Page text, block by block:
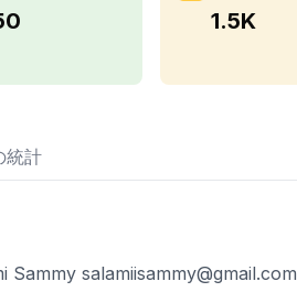
1.5K
統計
Sammy salamiisammy@gmail.com